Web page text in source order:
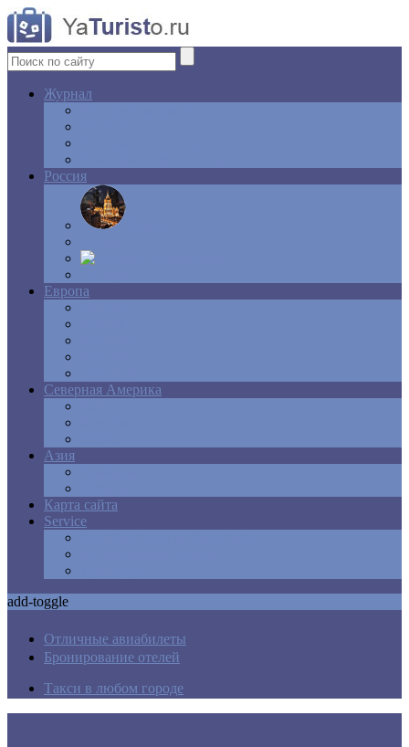
Журнал
Россия
Европа
Северная Америка
Азия
Карта сайта
Service
add-toggle
Отличные авиабилеты
Бронирование отелей
Такси в любом городе